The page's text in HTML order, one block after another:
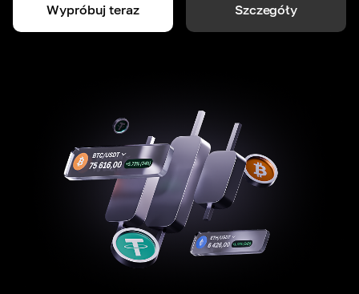
Wypróbuj teraz Szczegóły